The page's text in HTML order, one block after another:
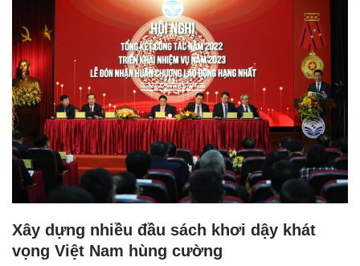
Xây dựng nhiều đầu sách khơi dậy khát
vọng Việt Nam hùng cường